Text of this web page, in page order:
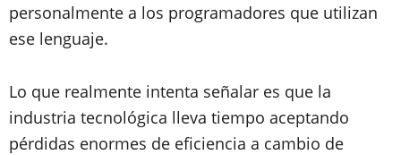
personalmente a los programadores que utilizan
ese lenguaje.
Lo que realmente intenta señalar es que la
industria tecnológica lleva tiempo aceptando
pérdidas enormes de eficiencia a cambio de